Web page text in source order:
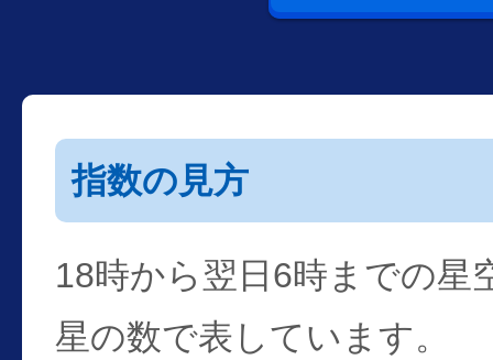
指数の見方
18時から翌日6時までの星
星の数で表しています。